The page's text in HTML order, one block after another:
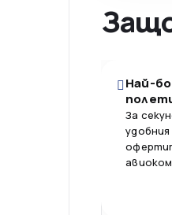
Най-
За